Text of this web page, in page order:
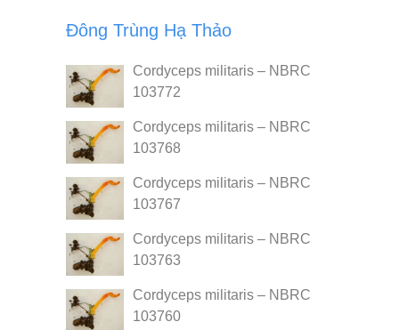
Đông Trùng Hạ Thảo
Cordyceps militaris – NBRC
103772
Cordyceps militaris – NBRC
103768
Cordyceps militaris – NBRC
103767
Cordyceps militaris – NBRC
103763
Cordyceps militaris – NBRC
103760